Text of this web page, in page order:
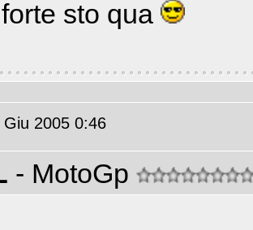
sto qua
2005 0:46
- MotoGp